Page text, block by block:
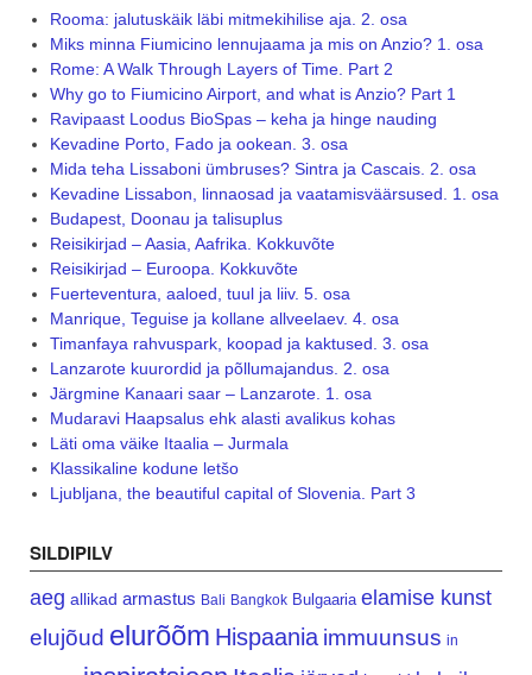
Rooma: jalutuskäik läbi mitmekihilise aja. 2. osa
Miks minna Fiumicino lennujaama ja mis on Anzio? 1. osa
Rome: A Walk Through Layers of Time. Part 2
Why go to Fiumicino Airport, and what is Anzio? Part 1
Ravipaast Loodus BioSpas – keha ja hinge nauding
Kevadine Porto, Fado ja ookean. 3. osa
Mida teha Lissaboni ümbruses? Sintra ja Cascais. 2. osa
Kevadine Lissabon, linnaosad ja vaatamisväärsused. 1. osa
Budapest, Doonau ja talisuplus
Reisikirjad – Aasia, Aafrika. Kokkuvõte
Reisikirjad – Euroopa. Kokkuvõte
Fuerteventura, aaloed, tuul ja liiv. 5. osa
Manrique, Teguise ja kollane allveelaev. 4. osa
Timanfaya rahvuspark, koopad ja kaktused. 3. osa
Lanzarote kuurordid ja põllumajandus. 2. osa
Järgmine Kanaari saar – Lanzarote. 1. osa
Mudaravi Haapsalus ehk alasti avalikus kohas
Läti oma väike Itaalia – Jurmala
Klassikaline kodune letšo
Ljubljana, the beautiful capital of Slovenia. Part 3
SILDIPILV
aeg allikad armastus Bali Bangkok Bulgaaria elamise kunst
elujõud elurõõm Hispaania immuunsus in